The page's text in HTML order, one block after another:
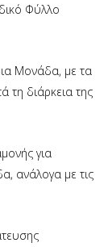
Φύλλο
Μονάδα, με τα
τη διάρκεια της
για
ανάλογα με τις